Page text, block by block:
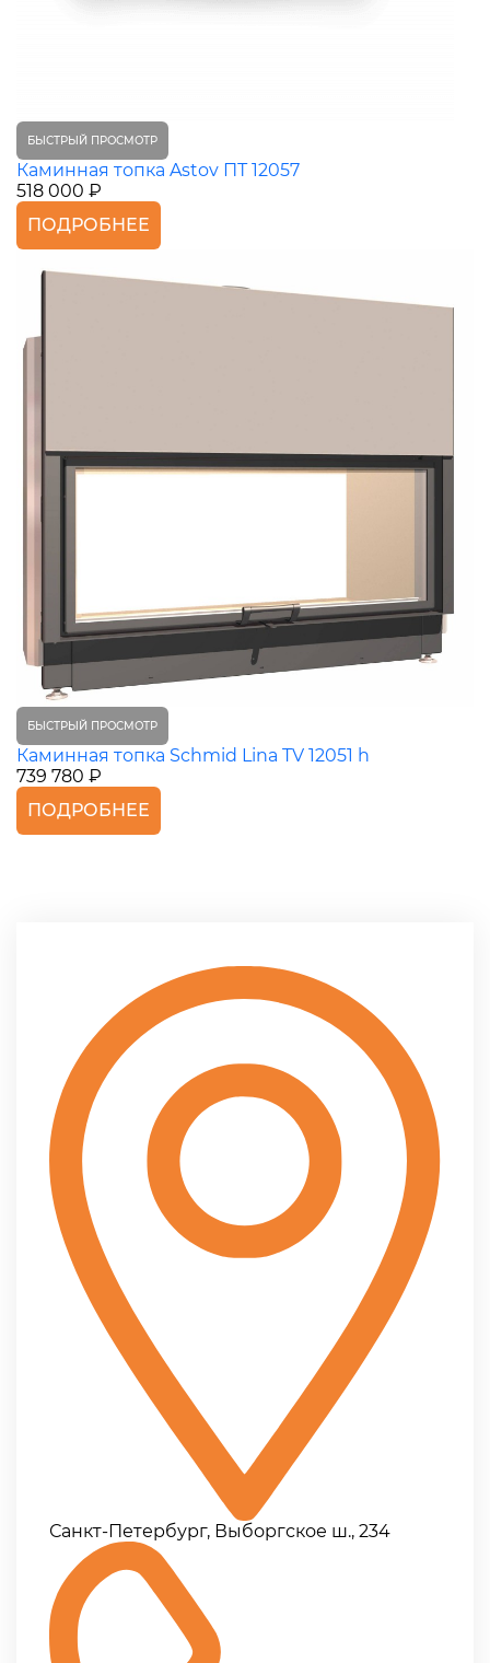
БЫСТРЫЙ ПРОСМОТР
Каминная топка Astov ПТ 12057
518 000 ₽
ПОДРОБНЕЕ
БЫСТРЫЙ ПРОСМОТР
Каминная топка Schmid Lina TV 12051 h
739 780 ₽
ПОДРОБНЕЕ
Санкт-Петербург, Выборгское ш., 234